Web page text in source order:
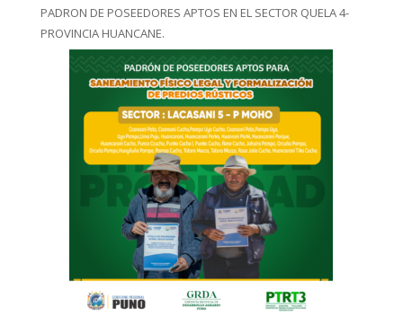
PADRON DE POSEEDORES APTOS EN EL SECTOR QUELA 4-
PROVINCIA HUANCANE.